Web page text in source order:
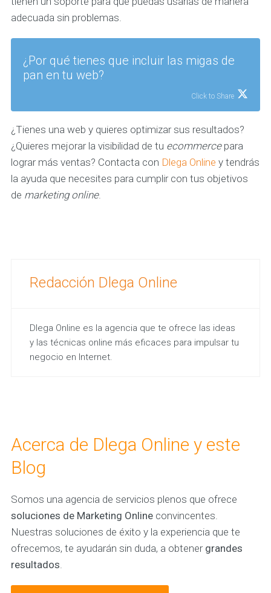
adecuada sin problemas.
¿Por qué tienes que incluir las migas de
pan en tu web?
Click to Share
¿Tienes una web y quieres optimizar sus resultados?
¿Quieres mejorar la visibilidad de tu ecommercepara
lograr más ventas? Contacta con Dlega Online y tendrás
la ayuda que necesites para cumplir con tus objetivos
de marketing online.
Redacción Dlega Online
Dlega Online es la agencia que te ofrece las ideas
y las técnicas online más eficaces para impulsar tu
negocio en Internet.
Acerca de Dlega Online y este
Blog
Somos una agencia de servicios plenos que ofrece
soluciones de Marketing Onlineconvincentes.
Nuestras soluciones de éxito y la experiencia que te
ofrecemos, te ayudarán sin duda, a obtener grandes
resultados